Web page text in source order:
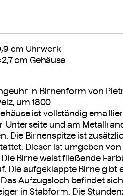
cm Uhrwerk
cm Gehäuse
in Birnenform von
um 1800
ist vollständig
Unterseite und am
Die Birnenspitze ist
Dieser ist umgeben
Birne weist fließende
Die aufgeklappte Birne gibt
Aufzugsloch befindet sich
in Stabform. Die